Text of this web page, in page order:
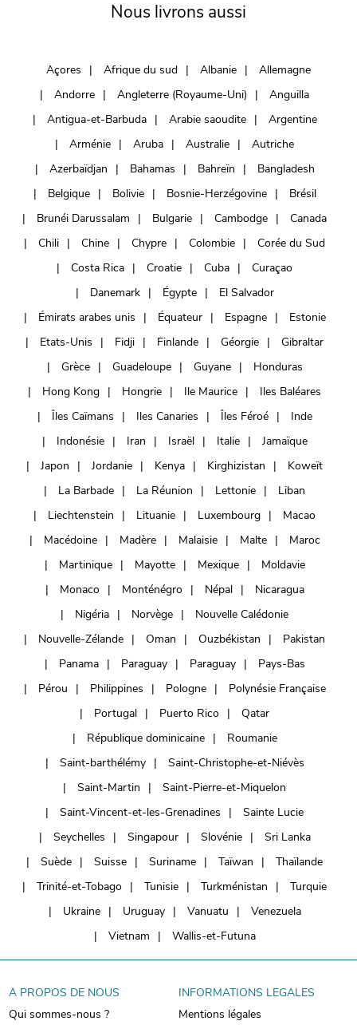
Nous livrons aussi
Açores Afrique du sud Albanie
Allemagne
Andorre
Angleterre (Royaume-Uni)
Anguilla
Antigua-et-Barbuda
Arabie saoudite
Argentine
Arménie
Aruba Australie
Autriche
Azerbaïdjan
Bahamas Bahreïn
Bangladesh
Belgique
Bolivie Bosnie-Herzégovine
Brésil
Brunéi Darussalam
Bulgarie Cambodge
Canada
Chili
Chine Chypre Colombie
Corée du Sud
Costa Rica
Croatie Cuba
Curaçao
Danemark
Égypte
El Salvador
Émirats arabes unis
Équateur Espagne
Estonie
Etats-Unis
Fidji Finlande Géorgie
Gibraltar
Grèce
Guadeloupe Guyane
Honduras
Hong Kong
Hongrie Ile Maurice
Iles Baléares
Îles Caïmans
Iles Canaries Îles Féroé
Inde
Indonésie
Iran Israël Italie
Jamaïque
Japon
Jordanie Kenya Kirghizistan
Koweït
La Barbade
La Réunion Lettonie
Liban
Liechtenstein
Lituanie Luxembourg
Macao
Macédoine
Madère Malaisie Malte
Maroc
Martinique
Mayotte Mexique
Moldavie
Monaco
Monténégro Népal
Nicaragua
Nigéria
Norvège
Nouvelle Calédonie
Nouvelle-Zélande
Oman Ouzbékistan
Pakistan
Panama
Paraguay Paraguay
Pays-Bas
Pérou
Philippines Pologne
Polynésie Française
Portugal
Puerto Rico
Qatar
République dominicaine
Roumanie
Saint-barthélémy
Saint-Christophe-et-Niévès
Saint-Martin
Saint-Pierre-et-Miquelon
Saint-Vincent-et-les-Grenadines
Sainte Lucie
Seychelles
Singapour Slovénie
Sri Lanka
Suède
Suisse Suriname Taïwan
Thaïlande
Trinité-et-Tobago
Tunisie Turkménistan
Turquie
Ukraine
Uruguay Vanuatu
Venezuela
Vietnam
Wallis-et-Futuna
A PROPOS DE NOUS
Qui sommes-nous ?
INFORMATIONS LEGALES
Mentions légales